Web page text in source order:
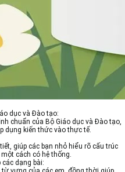
dục và Đào tạo:
chuẩn của Bộ Giáo dục và Đào tạo,
dụng kiến thức vào thực tế.
giúp các bạn nhỏ hiểu rõ cấu trúc
cách có hệ thống.
dạng bài: